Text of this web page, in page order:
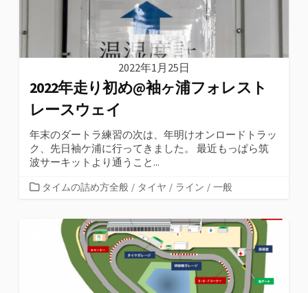
2022年1月25日
2022年走り初め@袖ヶ浦フォレスト
レースウェイ
年末のダートラ練習の次は、年明けオンロードトラッ
ク、先日袖ケ浦に行ってきました。 最近もっぱら筑
波サーキットより通うこと...
カタイムの詰め方全般 / タイヤ / ライン / 一般